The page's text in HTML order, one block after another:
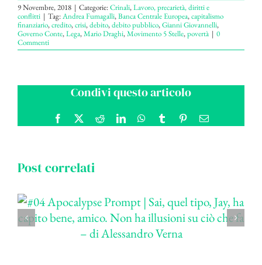
9 Novembre, 2018 | Categorie:Crinali,Lavoro, precarietà, diritti e
conflitti | Tag:Andrea Fumagalli,Banca Centrale Europea,capitalismo
finanziario,credito,crisi,debito,debito pubblico,Gianni Giovannelli,
Governo Conte,Lega,Mario Draghi,Movimento 5 Stelle,povertà | 0
Commenti
Condivi questo articolo
Facebook RedditLinkedInWhatsApp
Tumblr PinterestEmail
Post correlati